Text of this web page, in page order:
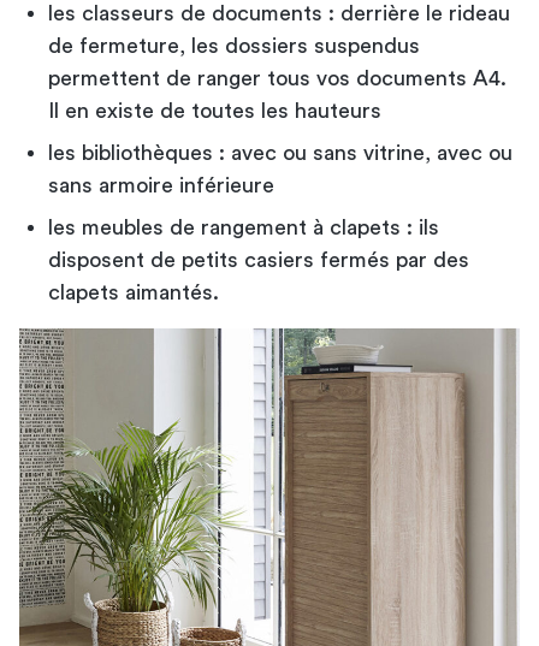
les classeurs de documents : derrière le rideau
de fermeture, les dossiers suspendus
permettent de ranger tous vos documents A4.
Il en existe de toutes les hauteurs
les bibliothèques : avec ou sans vitrine, avec ou
sans armoire inférieure
les meubles de rangement à clapets : ils
disposent de petits casiers fermés par des
clapets aimantés.